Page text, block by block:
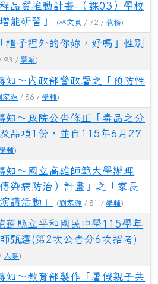
品質推動計畫-（課03）學校
能研習」
(林文貞 / 72 / 教務)
「櫃子裡外的你妳，好嗎」性別
/ 93 / 學輔)
知～內政部警政署之「預防性
家源 / 86 / 學輔)
知～政院公告修正「毒品之分
品項1份，並自115年6月27
學輔)
知～國立高雄師範大學辦理
染病防治）計畫」之「家長
講活動」
(劉家源 / 81 / 學輔)
蓮縣立平和國民中學115學年
甄選(第2次公告分6次招考)
人事)
知～教育部製作「暑假親子共